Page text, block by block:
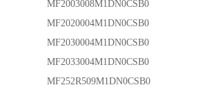
MF2003008M1DN0CSB0
MF2020004M1DN0CSB0
MF2030004M1DN0CSB0
MF2033004M1DN0CSB0
MF252R509M1DN0CSB0